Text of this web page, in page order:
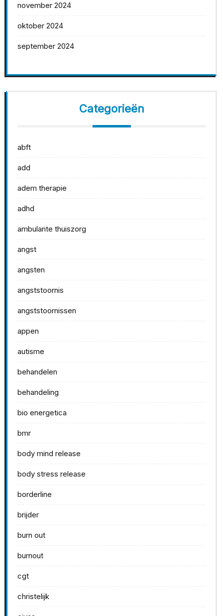
november 2024
oktober 2024
september 2024
Categorieën
abft
add
adem therapie
adhd
ambulante thuiszorg
angst
angsten
angststoornis
angststoornissen
appen
autisme
behandelen
behandeling
bio energetica
bmr
body mind release
body stress release
borderline
brijder
burn out
burnout
cgt
christelijk